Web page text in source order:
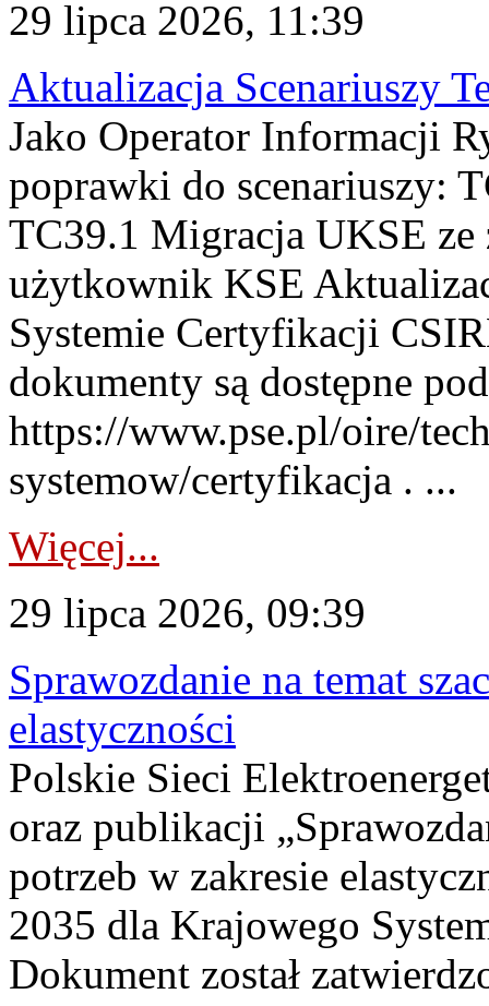
29 lipca 2026, 11:39
Aktualizacja Scenariuszy
Jako Operator Informacji
poprawki do scenariuszy:
TC39.1 Migracja UKSE
użytkownik KSE
Systemie Certyfikacji
dokumenty są dostępne
https://www.pse.pl/oire/
systemow/certyfikacja . ...
Więcej...
29 lipca 2026, 09:39
Sprawozdanie na temat
elastyczności
Polskie Sieci
oraz publikacji
potrzeb w zakresie
2035 dla Krajowego
Dokument został